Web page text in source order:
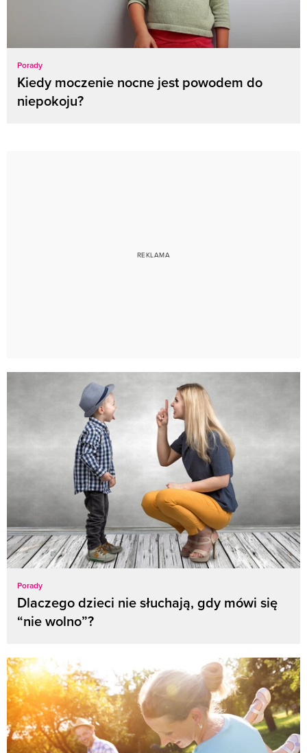
Porady
Kiedy moczenie nocne jest powodem do
niepokoju?
Porady
Dlaczego dzieci nie słuchają, gdy mówi się
“nie wolno”?